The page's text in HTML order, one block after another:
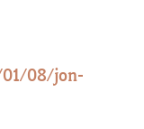
08/jon-